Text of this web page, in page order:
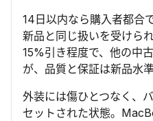
14日以内なら購入者都合
新品と同じ扱いを受けら
15%引き程度で、他の中
が、品質と保証は新品水準
外装には傷ひとつなく、
セットされた状態。